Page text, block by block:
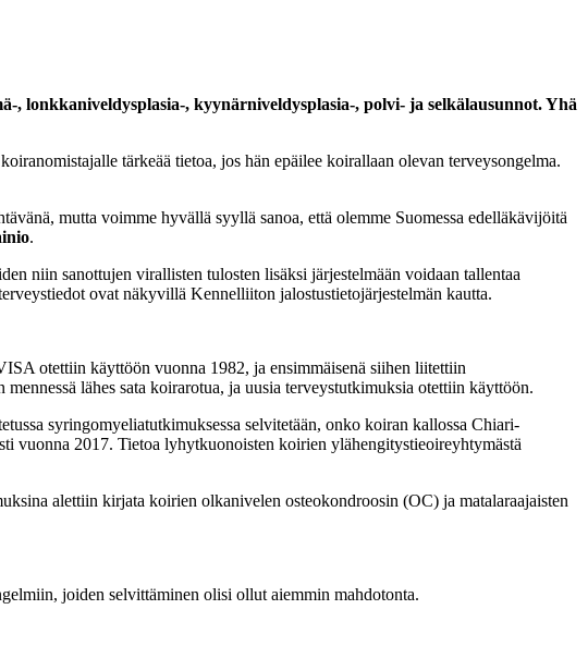
lonkkaniveldysplasia-, kyynärniveldysplasia-, polvi- ja selkälausunnot. Yhä
tärkeää tietoa, jos hän epäilee koirallaan olevan terveysongelma.
mutta voimme hyvällä syyllä sanoa, että olemme Suomessa edelläkävijöitä
.
niin sanottujen virallisten tulosten lisäksi järjestelmään voidaan tallentaa
ovat näkyvillä Kennelliiton jalostustietojärjestelmän kautta.
otettiin käyttöön vuonna 1982, ja ensimmäisenä siihen liitettiin
lähes sata koirarotua, ja uusia terveystutkimuksia otettiin käyttöön.
syringomyeliatutkimuksessa selvitetään, onko koiran kallossa Chiari-
vuonna 2017. Tietoa lyhytkuonoisten koirien ylähengitystieoireyhtymästä
alettiin kirjata koirien olkanivelen osteokondroosin (OC) ja matalaraajaisten
joiden selvittäminen olisi ollut aiemmin mahdotonta.